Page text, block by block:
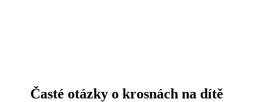
Časté otázky o krosnách na dítě